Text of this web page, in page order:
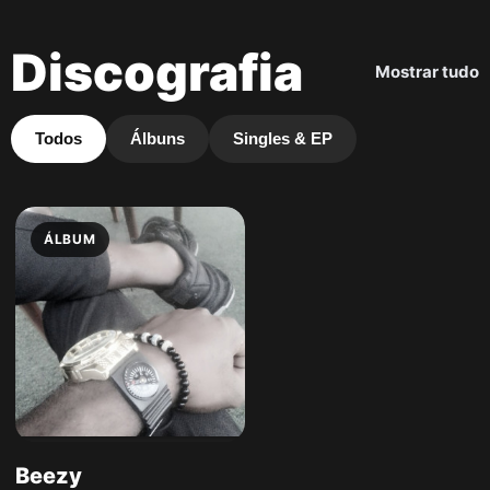
Discografia Mostrar tudo
Todos Álbuns Singles & EP
ÁLBUM
Beezy